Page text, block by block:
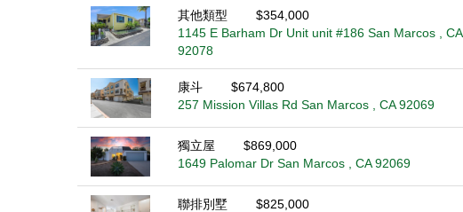
其他類型
$354,000
1145 E Barham Dr Unit unit #186 San Marcos , CA
92078
康斗
$674,800
257 Mission Villas Rd San Marcos , CA 92069
獨立屋
$869,000
1649 Palomar Dr San Marcos , CA 92069
聯排別墅
$825,000